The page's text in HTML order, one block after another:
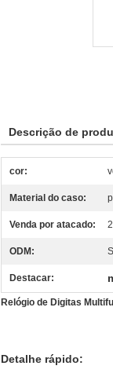
Descrição de
cor:
Material do caso:
Venda por atacado:
ODM:
Destacar:
Relógio de Digitas
Detalhe rápido: